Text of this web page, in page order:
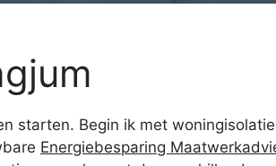
starten. Begin ik met
Energiebesparing